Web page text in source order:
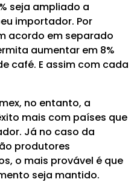
seja ampliado a
importador. Por
acordo em separado
aumentar em 8%
café. E assim com cada
no entanto, a
mais com países que
Já no caso da
produtores
o mais provável é que
seja mantido.